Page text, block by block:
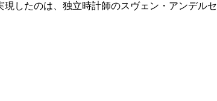
したのは、独立時計師のスヴェン・アンデルセ